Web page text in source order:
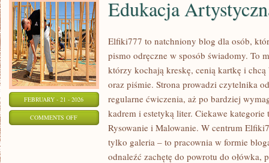
FEBRUARY - 21 - 2026
COMMENTS OFFON
ARTYSTYCZNA
Edukacja
Elfiki777 to natchniony blog dla osób,
pismo odręczne w sposób świadomy. To
którzy kochają kreskę, cenią kartkę i
oraz piśmie. Strona prowadzi czytelnika
regularne ćwiczenia, aż po bardziej
kadrem i estetyką liter. Ciekawe
Rysowanie i Malowanie. W centrum
tylko galeria – to pracownia w formie
odnaleźć zachętę do powrotu do ołówka,